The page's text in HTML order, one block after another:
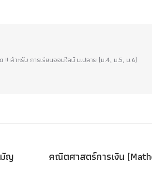
!! สำหรับ การเรียนออนไลน์ ม.ปลาย (ม.4, ม.5, ม.6)
มัญ
Next
คณิตศาสตร์การเงิน